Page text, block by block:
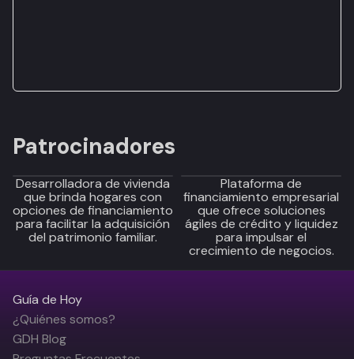
Patrocinadores
Desarrolladora de vivienda
que brinda hogares con
opciones de financiamiento
para facilitar la adquisición
del patrimonio familiar.
Plataforma de
financiamiento empresarial
que ofrece soluciones
ágiles de crédito y liquidez
para impulsar el
crecimiento de negocios.
Guía de Hoy
¿Quiénes somos?
GDH Blog